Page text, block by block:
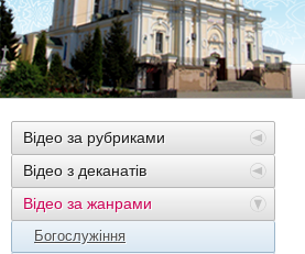
Відео за рубриками
Відео з деканатів
Відео за жанрами
Богослужіння